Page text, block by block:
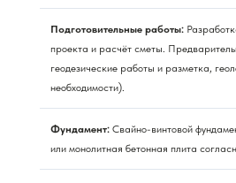
Подготовительные работы:
проекта и расчёт сметы.
геодезические работы и разметка,
необходимости).
Фундамент: Свайно-винтовой
или монолитная бетонная плита